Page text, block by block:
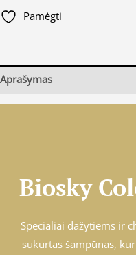
Pamėgti
Aprašymas
Biosky
Specialiai dažytiems ir
sukurtas šampūnas,